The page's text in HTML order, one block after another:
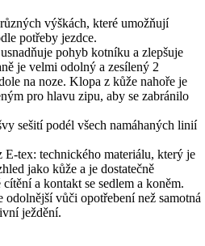
výškách, které umožňují
potřeby jezdce.
pohyb kotníku a zlepšuje
je velmi odolný a zesílený 2
na noze. Klopa z kůže nahoře je
pro hlavu zipu, aby se zabránilo
sešití podél všech namáhaných linií
tex: technického materiálu, který je
jako kůže a je dostatečně
a kontakt se sedlem a koněm.
vůči opotřebení než samotná
ježdění.